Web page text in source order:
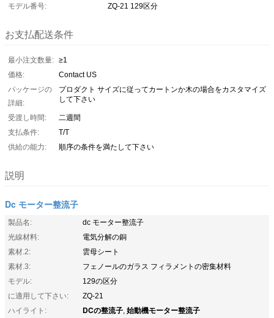
モデル番号:
ZQ-21 129区分
お支払配送条件
最小注文数量: ≥1
価格:
Contact US
パッケージの
詳細:
プロダクト サイズに従ってカートンか木の場合をカスタマイズ
して下さい
受渡し時間:
二週間
支払条件:
T/T
供給の能力:
順序の条件を満たして下さい
説明
Dc モーター整流子
製品名:
dc モーター整流子
光線材料:
電気分解の銅
素材.2:
雲母シート
素材.3:
フェノールのガラス フィラメントの密集材料
モデル:
129の区分
に適用して下さい:
ZQ-21
ハイライト:
DCの整流子, 始動機モーター整流子